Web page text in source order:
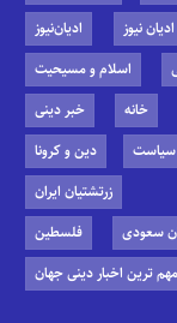
ادیان نیوز
ادیان‌نیوز
اسلام و مسیحیت
خانه
خبر دینی
سیاست
دین و کرونا
زرتشتیان ایران
سعودی
فلسطین
مهم ترین اخبار دینی جهان